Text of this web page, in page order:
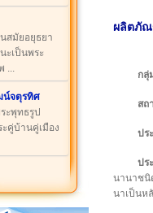
สมัยอยุธยา
ะเป็นพระ
...
น์จตุรทิศ
ะพุทธรูป
คู่บ้านคู่เมือง
ผลิตภัณ
กลุ่
สถ
ปร
ปร
นานาชนิ
นาเป็นห